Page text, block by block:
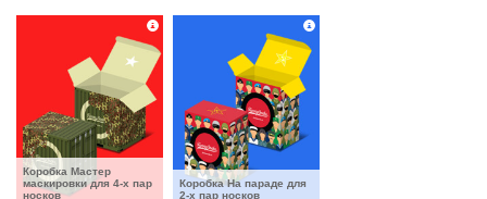
Коробка Мастер
маскировки для 4-х пар
носков
Коробка На параде для
2-х пар носков